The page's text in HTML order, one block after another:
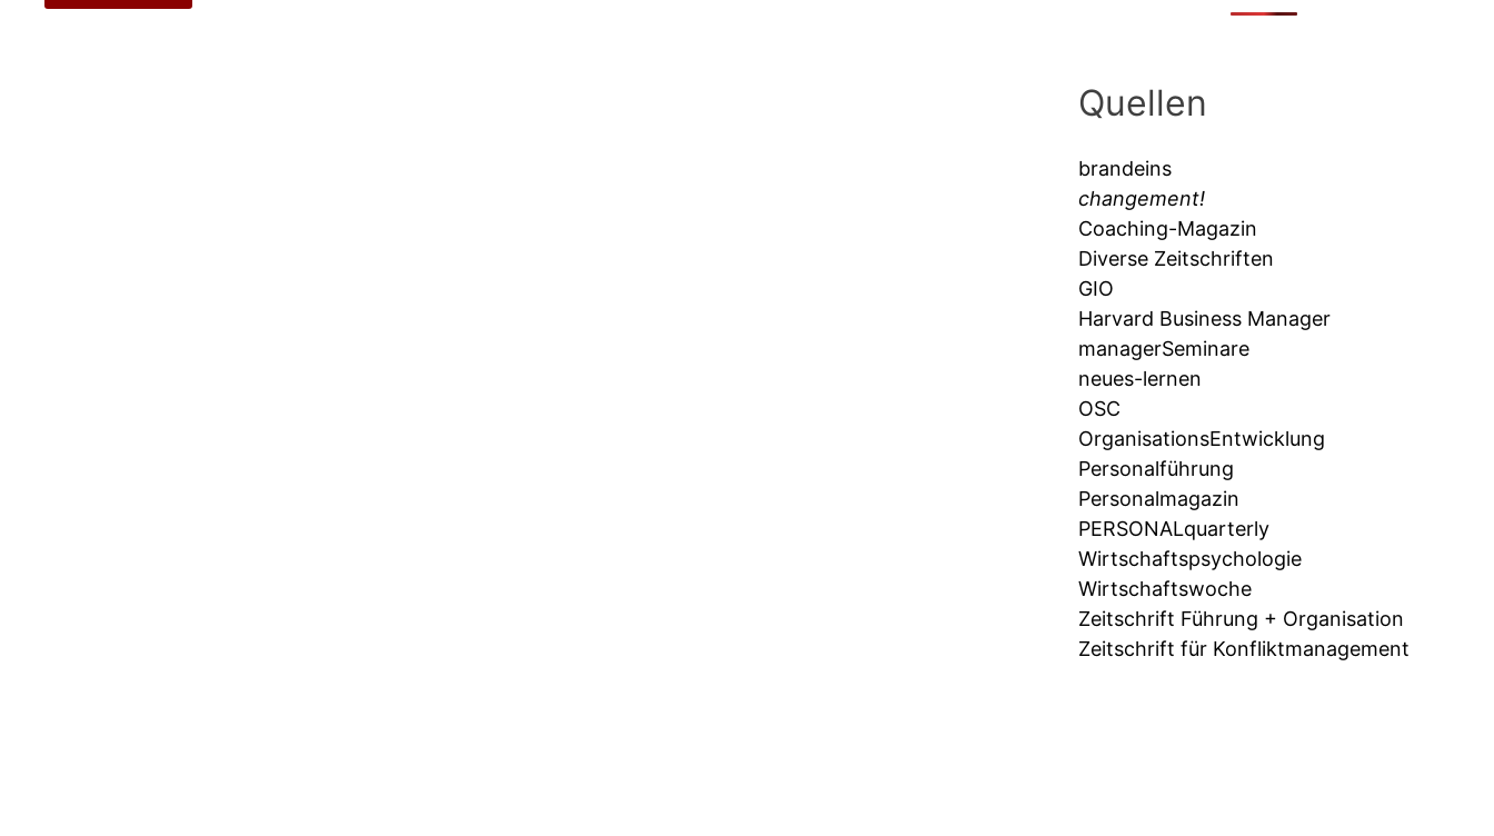
DIE
Quellen
brandeins
changement!
Coaching-Magazin
Diverse Zeitschriften
GIO
Harvard Business Manager
managerSeminare
neues-lernen
OSC
OrganisationsEntwicklung
Personalführung
Personalmagazin
PERSONALquarterly
Wirtschaftspsychologie
Wirtschaftswoche
Zeitschrift Führung + Organisation
Zeitschrift für Konfliktmanagement